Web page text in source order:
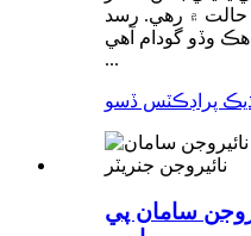
حالت ۾ رهي. رسد
وڏو گودام آهي
...
پراڊڪٽس ڏسو
سامان پي